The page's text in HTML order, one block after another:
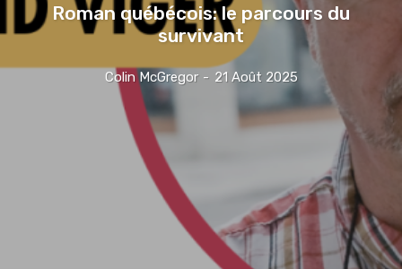
Roman québécois: le parcours du
survivant
Colin McGregor - 21 Août 2025